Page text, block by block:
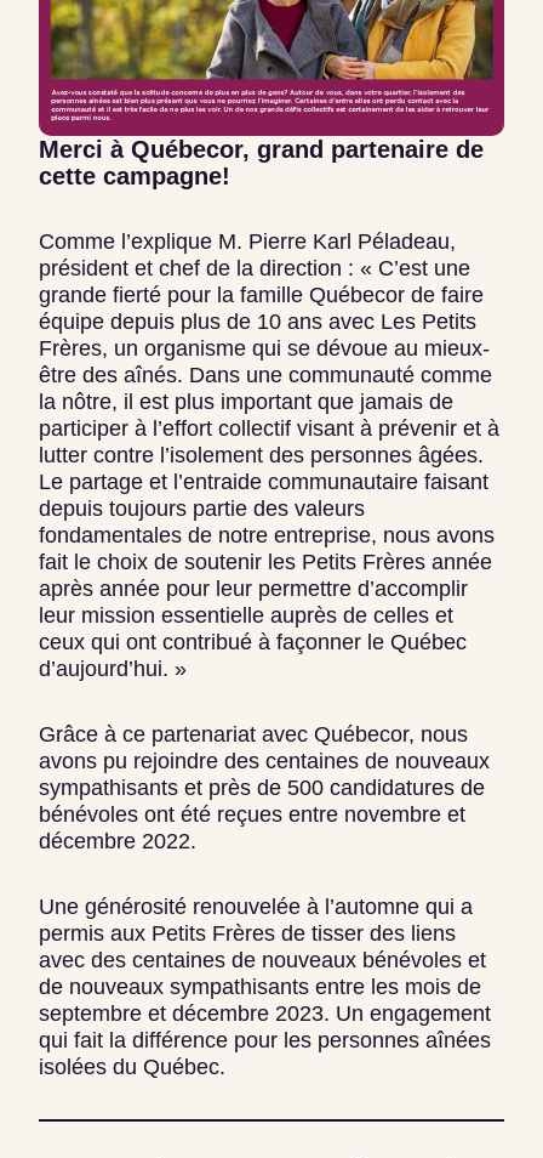
Merci à Québecor, grand partenaire de
cette campagne!
Comme l’explique M. Pierre Karl Péladeau,
président et chef de la direction : « C’est une
grande fierté pour la famille Québecor de faire
équipe depuis plus de 10 ans avec Les Petits
Frères, un organisme qui se dévoue au mieux-
être des aînés. Dans une communauté comme
la nôtre, il est plus important que jamais de
participer à l’effort collectif visant à prévenir et à
lutter contre l’isolement des personnes âgées.
Le partage et l’entraide communautaire faisant
depuis toujours partie des valeurs
fondamentales de notre entreprise, nous avons
fait le choix de soutenir les Petits Frères année
après année pour leur permettre d’accomplir
leur mission essentielle auprès de celles et
ceux qui ont contribué à façonner le Québec
d’aujourd’hui. »
Grâce à ce partenariat avec Québecor, nous
avons pu rejoindre des centaines de nouveaux
sympathisants et près de 500 candidatures de
bénévoles ont été reçues entre novembre et
décembre 2022.
Une générosité renouvelée à l’automne qui a
permis aux Petits Frères de tisser des liens
avec des centaines de nouveaux bénévoles et
de nouveaux sympathisants entre les mois de
septembre et décembre 2023. Un engagement
qui fait la différence pour les personnes aînées
isolées du Québec.